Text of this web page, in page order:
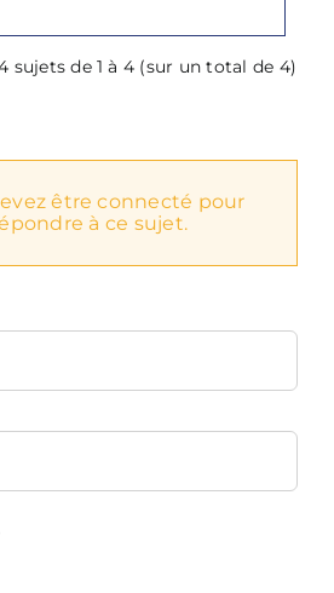
sujets de 1 à 4 (sur un total de 4)
être connecté pour
à ce sujet.